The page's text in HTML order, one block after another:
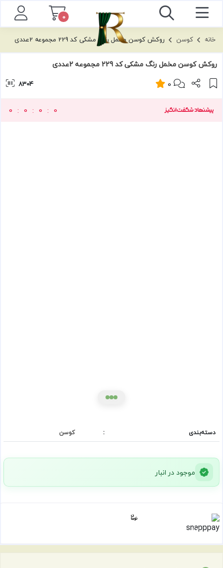
0
خانه کوسن روکش کوسن مخمل رنگ مشکی کد 229 مجموعه 2عددی
روکش کوسن مخمل رنگ مشکی کد 229 مجموعه 2عددی
8304
0 0 0 0
دسته‌بندی : کوسن
موجود در انبار
۴ قسط ماهانه. بدون سود، چک و ضامن.
توضیحات برچسب ها